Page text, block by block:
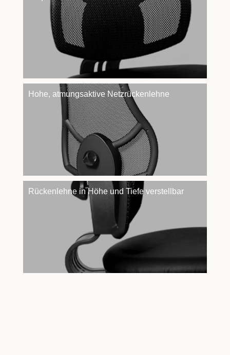
Hohe, atmungsaktive Netzrückenlehne
Rückenlehne in Höhe und Tiefe verstellbar